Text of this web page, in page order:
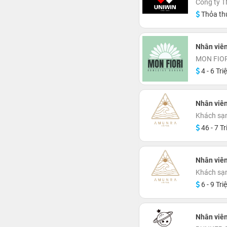
Công ty
Thỏa
Nhân
MON
4 - 6
Nhân
Khách
46 - 7
Nhân
Khách
6 - 9
Nhân